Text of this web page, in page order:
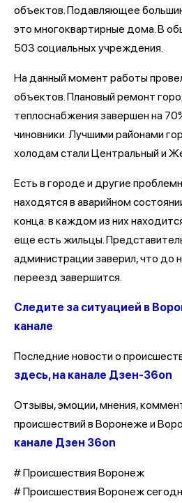
объектов. Подавляющее
это многоквартирные дома. В
503 социальных учреждения.
На данный момент работы
объектов. Плановый ремонт
теплоснабжения завершен на
чиновники. Лучшими районами
холодам стали Центральный и
Есть в городе и другие
находятся в аварийном
конца: в каждом из них
еще есть жильцы.
администрации заверил, что до
переезд завершится.
Следите за ситуацией в
канале
Последние новости о
здесь, на канале Дзен-36on
Отзывы, эмоции, мнения,
происшествий в Воронеже и
канале Дзен 36on
# Происшествия Воронеж
# Происшествия Воронеж